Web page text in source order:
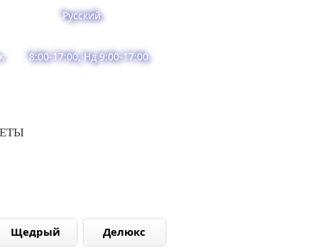
Русский
8:00-17:00, Нд 9:00-17:00
Щедрый Делюкс